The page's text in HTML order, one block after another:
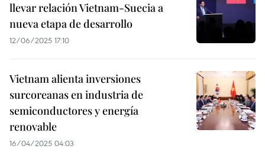
llevar relación Vietnam-Suecia a
nueva etapa de desarrollo
12/06/2025 17:10
Vietnam alienta inversiones
surcoreanas en industria de
semiconductores y energía
renovable
16/04/2025 04:03